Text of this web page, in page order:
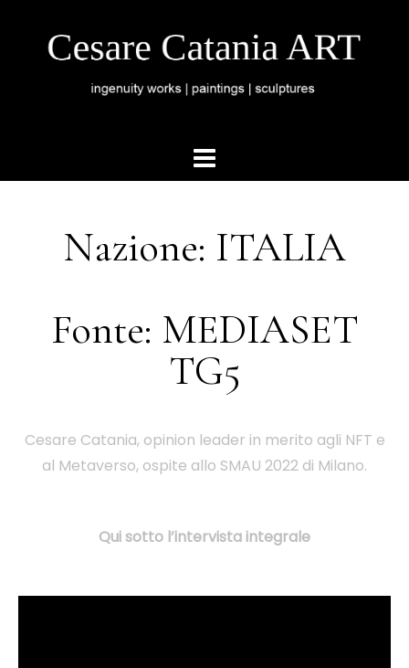
Nazione: ITALIA
Fonte: MEDIASET
TG5
Cesare Catania, opinion leader in merito agli NFT e
al Metaverso, ospite allo SMAU 2022 di Milano.
Qui sotto l’intervista integrale